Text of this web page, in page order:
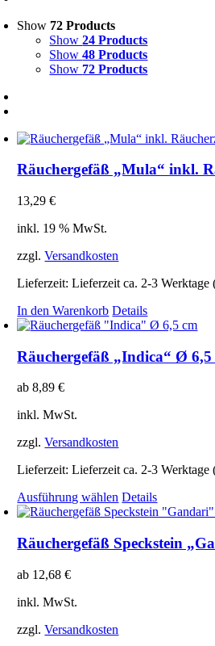
Show 72 Products
Show24 Products
Show48 Products
Show 72 Products
Räuchergefäß „Mula“ inkl.
13,29€
inkl. 19 % MwSt.
zzgl.Versandkosten
Lieferzeit:Lieferzeit ca. 2-3 Werktage
In den Warenkorb Details
Räuchergefäß „Indica“ Ø 6,5
ab8,89€
inkl. MwSt.
zzgl.Versandkosten
Lieferzeit:Lieferzeit ca. 2-3 Werktage
Ausführung wählen Dieses
Produkt
mehrere
Varianten
Details
Räuchergefäß Speckstein
ab 12,68€
inkl. MwSt.
zzgl.Versandkosten